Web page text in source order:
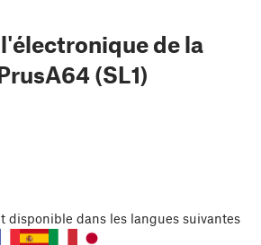
de la
(SL1)
disponible dans les langues suivantes